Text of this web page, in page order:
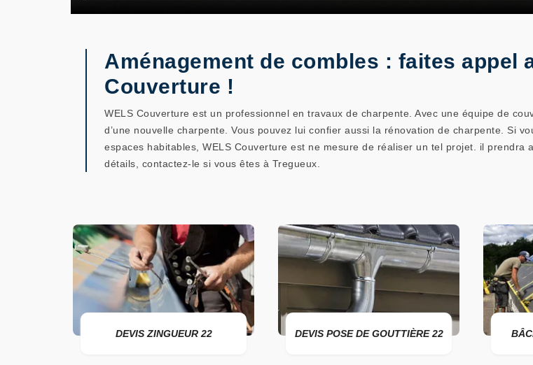
Aménagement de combles : faites appel
Couverture !
WELS Couverture est un professionnel en travaux de charpente. Avec une équipe de
d’une nouvelle charpente. Vous pouvez lui confier aussi la rénovation de charpente. Si
espaces habitables, WELS Couverture est ne mesure de réaliser un tel projet. il
détails, contactez-le si vous êtes à Tregueux.
DEVIS ZINGUEUR 22 DEVIS POSE DE GOUTTIÈRE 22 BÂCHAGE DE TOITURE